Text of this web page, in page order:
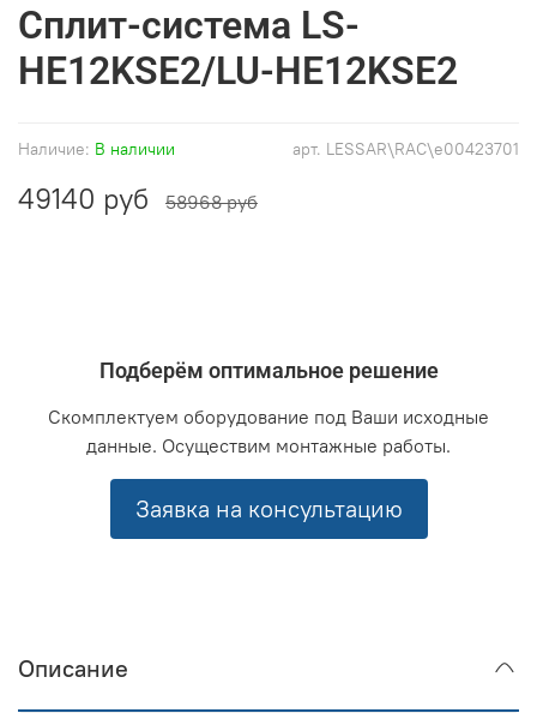
арт. LESSAR\RAC\e00423701
Наличие: В наличии
Сплит-система LS-
HE12KSE2/LU-HE12KSE2
49140 руб 58968 руб
Подберём оптимальное решение
Скомплектуем оборудование под Ваши исходные
данные. Осуществим монтажные работы.
Заявка на консультацию
Описание